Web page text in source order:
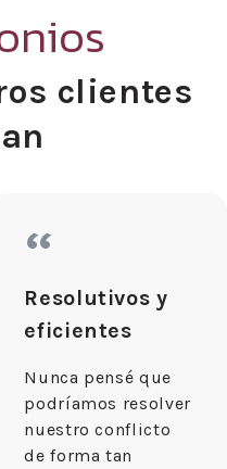
clientes
“
Resolutivos y
eficientes
Nunca pensé que
podríamos resolver
nuestro conflicto
de forma tan